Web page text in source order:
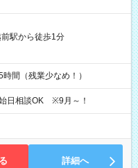
駅から徒歩1分
間（残業少なめ！）
日相談OK ※9月～！
詳細へ